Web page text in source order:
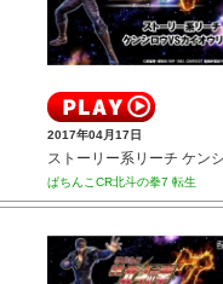
2017年04月17日
ぱちんこCR北斗の拳7 転生